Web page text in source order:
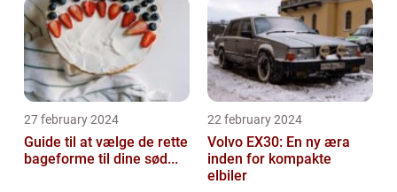
27 february 2024
Guide til at vælge de rette
bageforme til dine sød...
22 february 2024
Volvo EX30: En ny æra
inden for kompakte
elbiler